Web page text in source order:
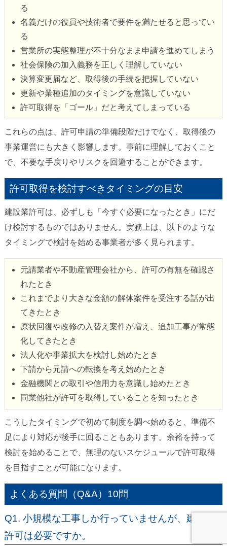
る
名義だけの役員や技術者で要件を満たせると思ってい
る
営業所の実態整理が不十分なまま申請を進めてしまう
社会保険の加入義務を正しく理解していない
決算変更届など、取得後の手続を把握していない
更新や業種追加のタイミングを意識していない
許可取得を「ゴール」だと考えてしまっている
これらの点は、許可申請の準備段階だけでなく、取得後の
事業運営にも大きく影響します。事前に理解しておくこと
で、不要な手戻りやリスクを回避することができます。
許可取得を検討すべきタイミングの目安
建設業許可は、必ずしも「今すぐ必要になったとき」にだ
け検討するものではありません。実務上は、以下のような
タイミングで検討を始める事業者が多く見られます。
元請業者や不動産管理会社から、許可の有無を確認さ
れたとき
これまでより大きな金額の解体案件を受注する話が出
てきたとき
原状回復や改修の入替え案件が増え、追加工事が常態
化してきたとき
法人化や事業拡大を検討し始めたとき
下請から元請への転換を考え始めたとき
金融機関との取引や信用力を意識し始めたとき
同業他社が許可を取得していることを知ったとき
こうしたタイミングで初めて制度を調べ始めると、準備不
足により対応が後手に回ることもあります。余裕を持って
検討を始めることで、無理のないスケジュールで許可取得
を目指すことが可能になります。
よくある質問（Q&A）10問
Q1. 小規模な工事しか行っていませんが、建設業
許可は必要ですか。